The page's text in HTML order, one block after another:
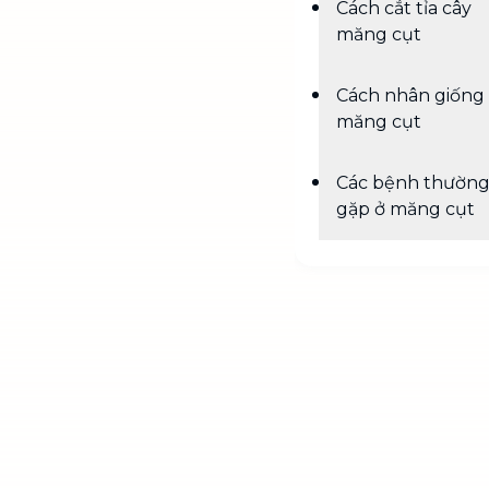
Cách cắt tỉa cây
măng cụt
Cách nhân giống
măng cụt
Các bệnh thường
gặp ở măng cụt